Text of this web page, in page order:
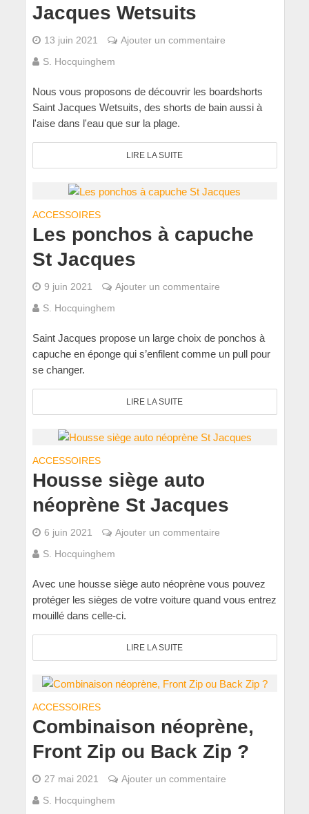
Jacques Wetsuits
13 juin 2021
Ajouter un commentaire
S. Hocquinghem
Nous vous proposons de découvrir les boardshorts
Saint Jacques Wetsuits, des shorts de bain aussi à
l'aise dans l'eau que sur la plage.
LIRE LA SUITE
ACCESSOIRES
Les ponchos à capuche
St Jacques
9 juin 2021
Ajouter un commentaire
S. Hocquinghem
Saint Jacques propose un large choix de ponchos à
capuche en éponge qui s’enfilent comme un pull pour
se changer.
LIRE LA SUITE
ACCESSOIRES
Housse siège auto
néoprène St Jacques
6 juin 2021
Ajouter un commentaire
S. Hocquinghem
Avec une housse siège auto néoprène vous pouvez
protéger les sièges de votre voiture quand vous entrez
mouillé dans celle-ci.
LIRE LA SUITE
ACCESSOIRES
Combinaison néoprène,
Front Zip ou Back Zip ?
27 mai 2021
Ajouter un commentaire
S. Hocquinghem